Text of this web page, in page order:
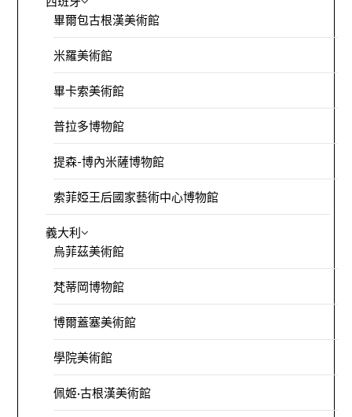
畢爾包古根漢美術館
米羅美術館
畢卡索美術館
普拉多博物館
提森-博內米薩博物館
索菲婭王后國家藝術中心博物館
義大利
烏菲茲美術館
梵蒂岡博物館
博爾蓋塞美術館
學院美術館
佩姬·古根漢美術館